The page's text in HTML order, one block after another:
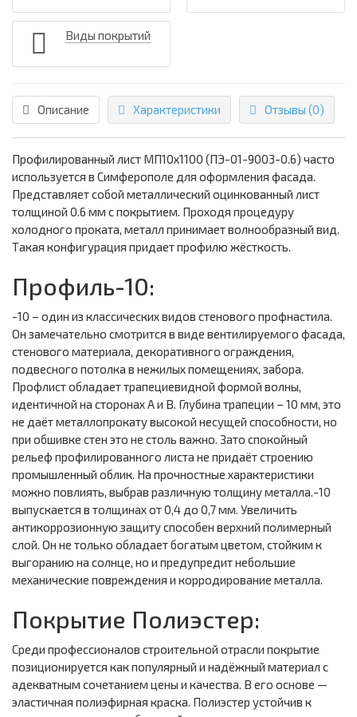
Виды покрытий
Описание Характеристики Отзывы (0)
Профилированный лист МП10х1100 (ПЭ-01-9003-0.6) часто
используется в Симферополе для оформления фасада.
Представляет собой металлический оцинкованный лист
толщиной 0.6 мм с покрытием. Проходя процедуру
холодного проката, металл принимает волнообразный вид.
Такая конфигурация придает профилю жёсткость.
Профиль-10:
-10 – один из классических видов стенового профнастила.
Он замечательно смотрится в виде вентилируемого фасада,
стенового материала, декоративного ограждения,
подвесного потолка в нежилых помещениях, забора.
Профлист обладает трапециевидной формой волны,
идентичной на сторонах А и В. Глубина трапеции – 10 мм, это
не даёт металлопрокату высокой несущей способности, но
при обшивке стен это не столь важно. Зато спокойный
рельеф профилированного листа не придаёт строению
промышленный облик. На прочностные характеристики
можно повлиять, выбрав различную толщину металла.-10
выпускается в толщинах от 0,4 до 0,7 мм. Увеличить
антикоррозионную защиту способен верхний полимерный
слой. Он не только обладает богатым цветом, стойким к
выгоранию на солнце, но и предупредит небольшие
механические повреждения и корродирование металла.
Покрытие Полиэстер:
Среди профессионалов строительной отрасли покрытие
позиционируется как популярный и надёжный материал с
адекватным сочетанием цены и качества. В его основе —
эластичная полиэфирная краска. Полиэстер устойчив к